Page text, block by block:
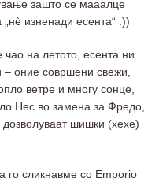
зашто се мааалце
изненади есента“ :))
на летото, есента ни
– оние совршени свежи,
ветре и многу сонце,
Нес во замена за Фредо,
шишки (хехе)
го сликнавме со Emporio